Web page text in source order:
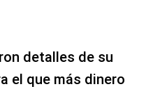
detalles de su
el que más dinero